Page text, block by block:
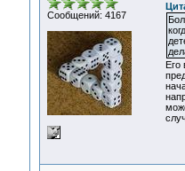
Сообщений: 4167